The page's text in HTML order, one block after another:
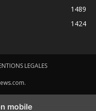
1489
1424
LEGALES
mobile